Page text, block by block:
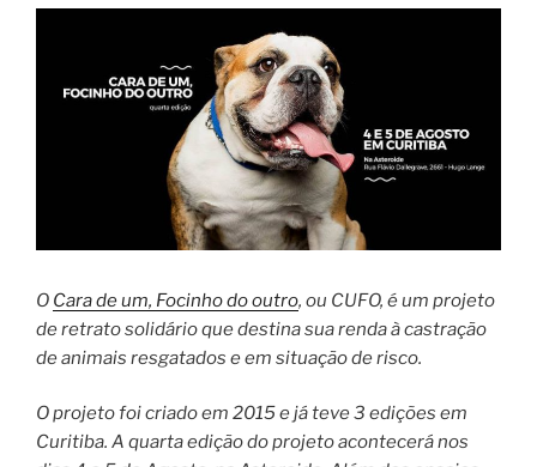
O Cara de um, Focinho do outro, ou CUFO, é um projeto
de retrato solidário que destina sua renda à castração
de animais resgatados e em situação de risco.
O projeto foi criado em 2015 e já teve 3 edições em
Curitiba. A quarta edição do projeto acontecerá nos